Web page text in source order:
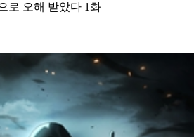
로 오해 받았다 1화